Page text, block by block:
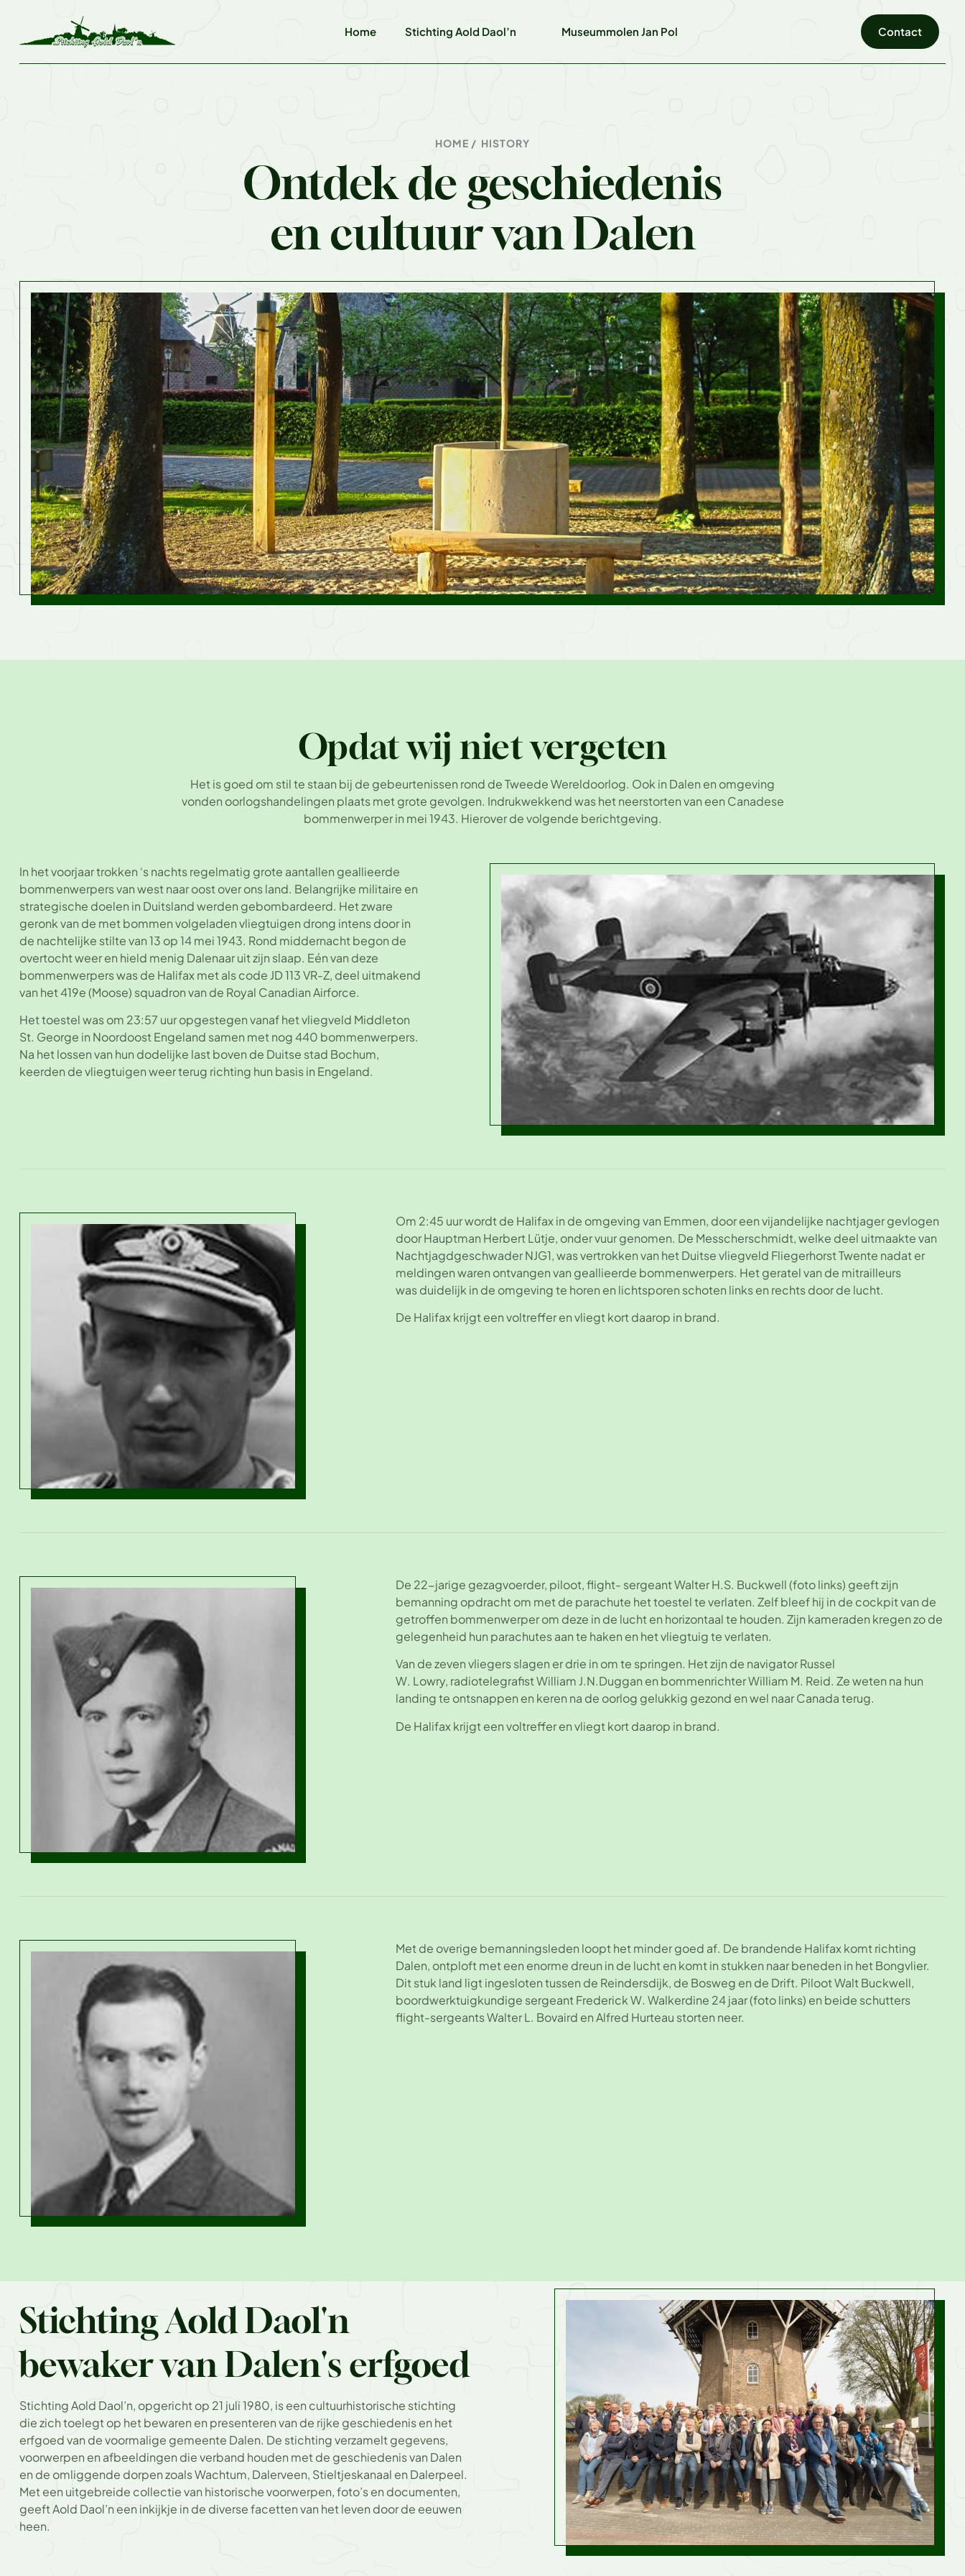
Home Stichting Aold Daol’n Museummolen Jan Pol Contact
HOME / HISTORY
Ontdek de geschiedenis
en cultuur van Dalen
Opdat wij niet vergeten
Het is goed om stil te staan bij de gebeurtenissen rond de Tweede Wereldoorlog. Ook in Dalen en omgeving
vonden oorlogshandelingen plaats met grote gevolgen. Indrukwekkend was het neerstorten van een Canadese
bommenwerper in mei 1943. Hierover de volgende berichtgeving.
In het voorjaar trokken ‘s nachts regelmatig grote aantallen geallieerde
bommenwerpers van west naar oost over ons land. Belangrijke militaire en
strategische doelen in Duitsland werden gebombardeerd. Het zware
geronk van de met bommen volgeladen vliegtuigen drong intens door in
de nachtelijke stilte van 13 op 14 mei 1943. Rond middernacht begon de
overtocht weer en hield menig Dalenaar uit zijn slaap. Eén van deze
bommenwerpers was de Halifax met als code JD 113 VR-Z, deel uitmakend
van het 419e (Moose) squadron van de Royal Canadian Airforce.
Het toestel was om 23:57 uur opgestegen vanaf het vliegveld Middleton
St. George in Noordoost Engeland samen met nog 440 bommenwerpers.
Na het lossen van hun dodelijke last boven de Duitse stad Bochum,
keerden de vliegtuigen weer terug richting hun basis in Engeland.
Om 2:45 uur wordt de Halifax in de omgeving van Emmen, door een vijandelijke nachtjager gevlogen
door Hauptman Herbert Lütje, onder vuur genomen. De Messcherschmidt, welke deel uitmaakte van
Nachtjagdgeschwader NJG1, was vertrokken van het Duitse vliegveld Fliegerhorst Twente nadat er
meldingen waren ontvangen van geallieerde bommenwerpers. Het geratel van de mitrailleurs
was duidelijk in de omgeving te horen en lichtsporen schoten links en rechts door de lucht.
De Halifax krijgt een voltreffer en vliegt kort daarop in brand.
De 22-jarige gezagvoerder, piloot, flight- sergeant Walter H.S. Buckwell (foto links) geeft zijn
bemanning opdracht om met de parachute het toestel te verlaten. Zelf bleef hij in de cockpit van de
getroffen bommenwerper om deze in de lucht en horizontaal te houden. Zijn kameraden kregen zo de
gelegenheid hun parachutes aan te haken en het vliegtuig te verlaten.
Van de zeven vliegers slagen er drie in om te springen. Het zijn de navigator Russel
W. Lowry, radiotelegrafist William J.N.Duggan en bommenrichter William M. Reid. Ze weten na hun
landing te ontsnappen en keren na de oorlog gelukkig gezond en wel naar Canada terug.
De Halifax krijgt een voltreffer en vliegt kort daarop in brand.
Met de overige bemanningsleden loopt het minder goed af. De brandende Halifax komt richting
Dalen, ontploft met een enorme dreun in de lucht en komt in stukken naar beneden in het Bongvlier.
Dit stuk land ligt ingesloten tussen de Reindersdijk, de Bosweg en de Drift. Piloot Walt Buckwell,
boordwerktuigkundige sergeant Frederick W. Walkerdine 24 jaar (foto links) en beide schutters
flight-sergeants Walter L. Bovaird en Alfred Hurteau storten neer.
Stichting Aold Daol'n
bewaker van Dalen's erfgoed
Stichting Aold Daol’n, opgericht op 21 juli 1980, is een cultuurhistorische stichting
die zich toelegt op het bewaren en presenteren van de rijke geschiedenis en het
erfgoed van de voormalige gemeente Dalen. De stichting verzamelt gegevens,
voorwerpen en afbeeldingen die verband houden met de geschiedenis van Dalen
en de omliggende dorpen zoals Wachtum, Dalerveen, Stieltjeskanaal en Dalerpeel.
Met een uitgebreide collectie van historische voorwerpen, foto’s en documenten,
geeft Aold Daol’n een inkijkje in de diverse facetten van het leven door de eeuwen
heen.